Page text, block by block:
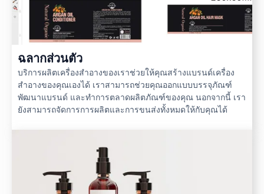
ฉลากส่วนตัว
บริการผลิตเครื่องสำอางของเราช่วยให้คุณสร้างแบรนด์เครื่อง
สำอางของคุณเองได้ เราสามารถช่วยคุณออกแบบบรรจุภัณฑ์
พัฒนาแบรนด์ และทำการตลาดผลิตภัณฑ์ของคุณ นอกจากนี้ เรา
ยังสามารถจัดการการผลิตและการขนส่งทั้งหมดให้กับคุณได้